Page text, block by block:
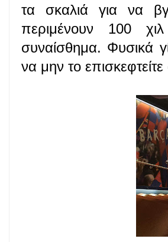
τα σκαλιά για να
περιμένουν 100
συναίσθημα. Φυσικά
να μην το